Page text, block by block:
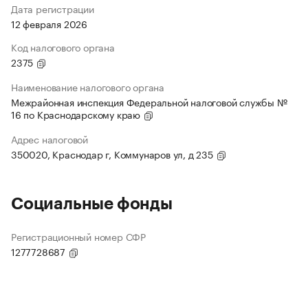
Дата регистрации
12 февраля 2026
Код налогового органа
2375
Наименование налогового органа
Межрайонная инспекция Федеральной налоговой службы №
16 по Краснодарскому краю
Адрес налоговой
350020, Краснодар г, Коммунаров ул, д 235
Социальные фонды
Регистрационный номер СФР
1277728687